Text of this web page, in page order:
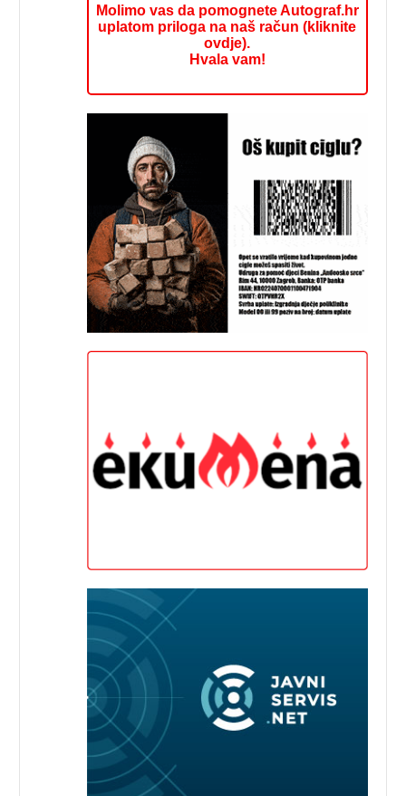
Molimo vas da pomognete Autograf.hr
uplatom priloga na naš račun (kliknite
ovdje).
Hvala vam!